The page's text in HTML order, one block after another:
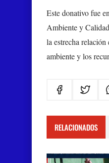
Este donativo fue
Ambiente y
la estrecha
ambiente y los
RELACIONADOS